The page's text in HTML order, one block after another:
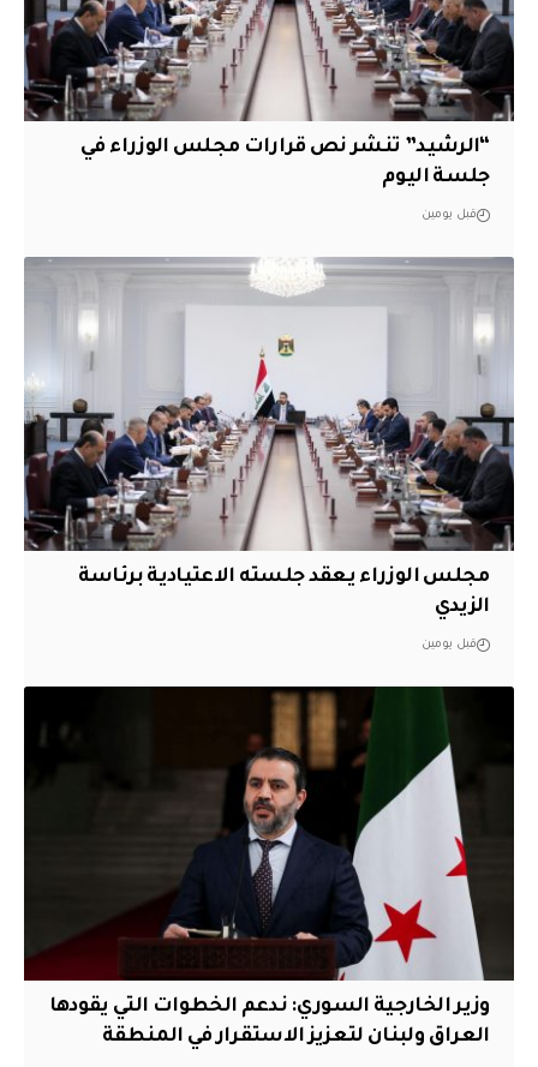
“الرشيد” تنشر نص قرارات مجلس الوزراء في
جلسة اليوم
قبل يومين
مجلس الوزراء يعقد جلسته الاعتيادية برئاسة
الزيدي
قبل يومين
وزير الخارجية السوري: ندعم الخطوات التي يقودها
العراق ولبنان لتعزيز الاستقرار في المنطقة